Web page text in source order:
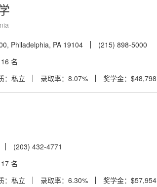
Philadelphia, PA 19104
(215) 898-5000
名
：私立 录取率：8.07% 奖学金：$48,798
(203) 432-4771
名
：私立 录取率：6.30% 奖学金：$57,954